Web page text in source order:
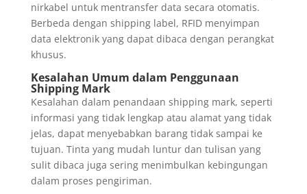
nirkabel untuk mentransfer data secara otomatis.
Berbeda dengan shipping label, RFID menyimpan
data elektronik yang dapat dibaca dengan perangkat
khusus.
Kesalahan Umum dalam Penggunaan
Shipping Mark
Kesalahan dalam penandaan shipping mark, seperti
informasi yang tidak lengkap atau alamat yang tidak
jelas, dapat menyebabkan barang tidak sampai ke
tujuan. Tinta yang mudah luntur dan tulisan yang
sulit dibaca juga sering menimbulkan kebingungan
dalam proses pengiriman.